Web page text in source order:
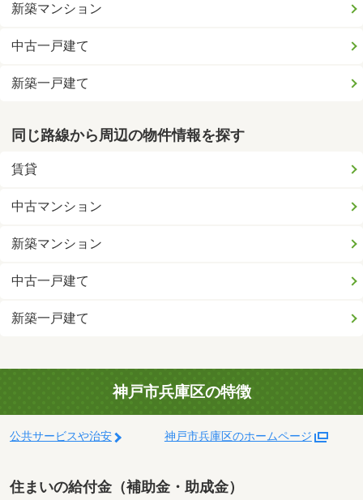
新築マンション
中古一戸建て
新築一戸建て
同じ路線から周辺の物件情報を探す
賃貸
中古マンション
新築マンション
中古一戸建て
新築一戸建て
神戸市兵庫区の特徴
公共サービスや治安 神戸市兵庫区のホームページ
住まいの給付金（補助金・助成金）